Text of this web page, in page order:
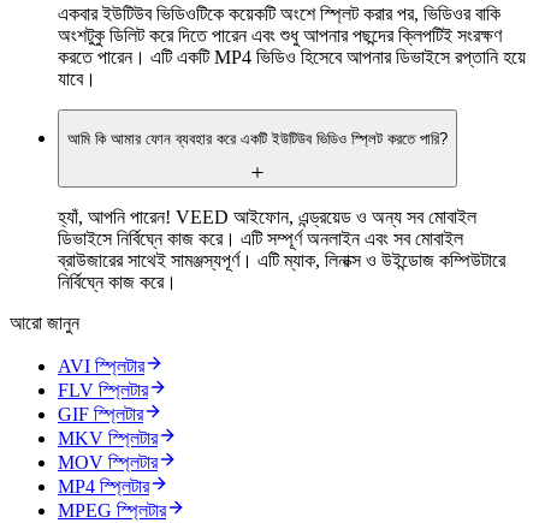
একবার ইউটিউব ভিডিওটিকে কয়েকটি অংশে স্প্লিট করার পর, ভিডিওর বাকি
অংশটুকু ডিলিট করে দিতে পারেন এবং শুধু আপনার পছন্দের ক্লিপটিই সংরক্ষণ
করতে পারেন। এটি একটি MP4 ভিডিও হিসেবে আপনার ডিভাইসে রপ্তানি হয়ে
যাবে।
আমি কি আমার ফোন ব্যবহার করে একটি ইউটিউব ভিডিও স্প্লিট করতে পারি?
হ্যাঁ, আপনি পারেন! VEED আইফোন, এন্ড্রয়েড ও অন্য সব মোবাইল
ডিভাইসে নির্বিঘ্নে কাজ করে। এটি সম্পূর্ণ অনলাইন এবং সব মোবাইল
ব্রাউজারের সাথেই সামঞ্জস্যপূর্ণ। এটি ম্যাক, লিনাক্স ও উইন্ডোজ কম্পিউটারে
নির্বিঘ্নে কাজ করে।
আরো জানুন
AVI স্প্লিটার
FLV স্প্লিটার
GIF স্প্লিটার
MKV স্প্লিটার
MOV স্প্লিটার
MP4 স্প্লিটার
MPEG স্প্লিটার